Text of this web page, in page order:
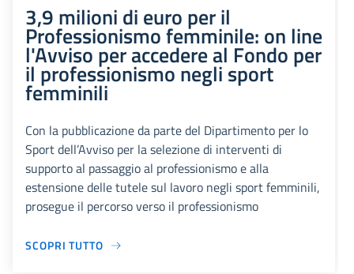
3,9 milioni di euro per il
Professionismo femminile: on line
l'Avviso per accedere al Fondo per
il professionismo negli sport
femminili
Con la pubblicazione da parte del Dipartimento per lo
Sport dell’Avviso per la selezione di interventi di
supporto al passaggio al professionismo e alla
estensione delle tutele sul lavoro negli sport femminili,
prosegue il percorso verso il professionismo
SCOPRI TUTTO